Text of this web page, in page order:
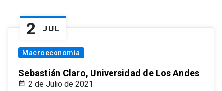
2 JUL
Macroeconomía
Sebastián Claro, Universidad de Los Andes
2 de Julio de 2021